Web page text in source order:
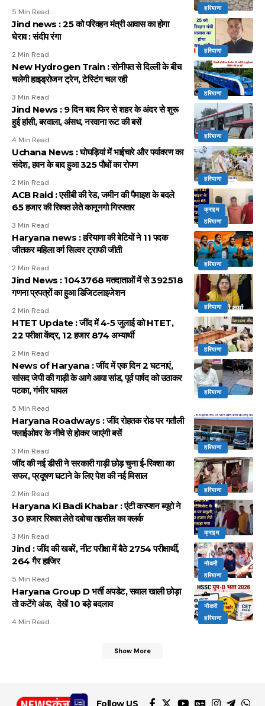
हरियाणा
5 Min Read
हरियाणा
Jind news : 25 को परिवहन मंत्री आवास का होगा
घेराव : संदीप रंगा
2 Min Read
हरियाणा
New Hydrogen Train : सोनीपत से दिल्ली के बीच
चलेगी हाइड्रोजन ट्रेन, टेस्टिंग चल रही
3 Min Read
हरियाणा
Jind News : 9 दिन बाद फिर से शहर के अंदर से शुरू
हुई हांसी, बरवाला, अंसध, नरवाना रूट की बसें
4 Min Read
हरियाणा
Uchana News : घोघड़ियां में भाईचारे और पर्यावरण का
संदेश, हवन के बाद हुआ 325 पौधों का रोपण
2 Min Read
क्राइम
हरियाणा
ACB Raid : एसीबी की रेड, जमीन की पैमाइश के बदले
65 हजार की रिश्वत लेते कानूनगो गिरफ्तार
3 Min Read
हरियाणा
Haryana news : हरियाणा की बेटियों ने 11 पदक
जीतकर महिला वर्ग सिल्वर ट्राफी जीती
2 Min Read
हरियाणा
Jind News : 1043768 मतदाताओं में से 392518
गणना प्रपत्रों का हुआ डिजिटलाइजेशन
2 Min Read
हरियाणा
HTET Update : जींद में 4-5 जुलाई को HTET,
22 परीक्षा केंद्र, 12 हजार 874 अभ्यार्थी
2 Min Read
हरियाणा
News of Haryana : जींद में एक दिन 2 घटनाएं,
सांसद जेपी की गाड़ी के आगे आया सांड, पूर्व पार्षद को उठाकर
पटका, गंभीर घायल
5 Min Read
हरियाणा
Haryana Roadways : जींद रोहतक रोड पर गतौली
फ्लाईओवर के नीचे से होकर जाएंगी बसें
3 Min Read
हरियाणा
जींद की नई डीसी ने सरकारी गाड़ी छोड़ चुना ई-रिक्शा का
सफर, प्रदूषण घटाने के लिए पेश की नई मिसाल
2 Min Read
क्राइम
Haryana Ki Badi Khabar : एंटी करप्शन ब्यूरो ने
30 हजार रिश्वत लेते दबोचा तहसील का क्लर्क
3 Min Read
नौकरी
हरियाणा
Jind : जींद की खबरें, नीट परीक्षा में बैठे 2754 परीक्षार्थी,
264 गैर हाजिर
5 Min Read
नौकरी
हरियाणा
Haryana Group D भर्ती अपडेट, सवाल खाली छोड़ा
तो कटेंगे अंक, देखें 10 बड़े बदलाव
4 Min Read
Show More
Follow US